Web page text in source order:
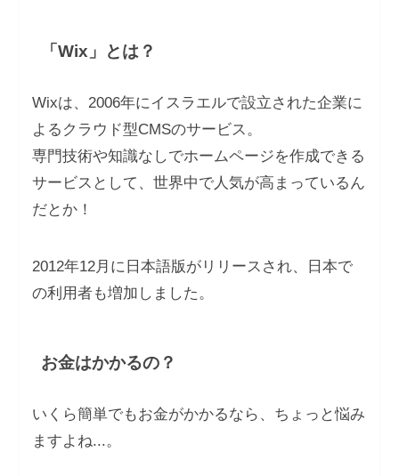
「Wix」とは？
Wixは、2006年にイスラエルで設立された企業に
よるクラウド型CMSのサービス。
専門技術や知識なしでホームページを作成できる
サービスとして、世界中で人気が高まっているん
だとか！
2012年12月に日本語版がリリースされ、日本で
の利用者も増加しました。
お金はかかるの？
いくら簡単でもお金がかかるなら、ちょっと悩み
ますよね...。